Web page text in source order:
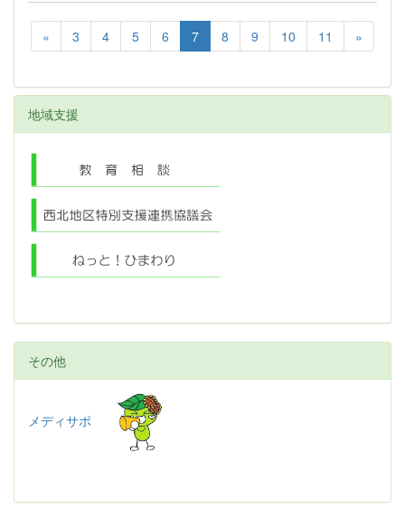
« 3 4 5 6 7 8 9 10 11 »
地域支援
その他
メディサポ